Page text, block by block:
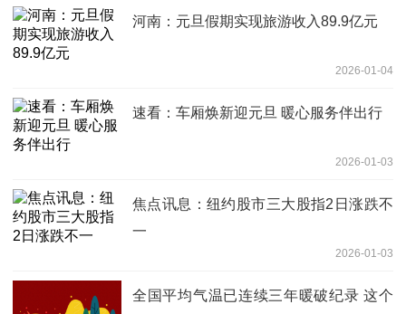
河南：元旦假期实现旅游收入89.9亿元
2026-01-04
速看：车厢焕新迎元旦 暖心服务伴出行
2026-01-03
焦点讯息：纽约股市三大股指2日涨跌不
一
2026-01-03
全国平均气温已连续三年暖破纪录 这个